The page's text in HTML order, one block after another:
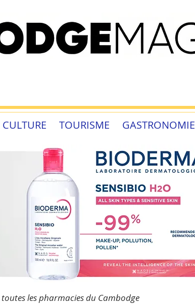
CULTURE TOURISME GASTRONOMIE
les pharmacies du Cambodge